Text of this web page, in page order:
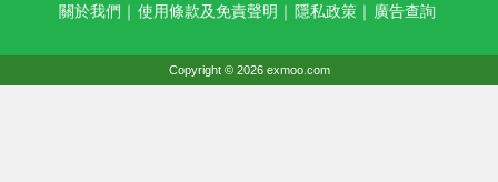
關於我們 ｜ 使用條款及免責聲明 ｜ 隱私政策 ｜ 廣告查詢
Copyright © 2026 exmoo.com